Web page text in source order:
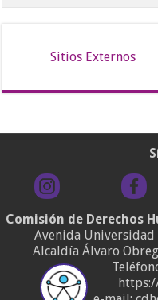
Sitios Externos
Comisión de Derechos
Avenida
Alcaldía Álvaro